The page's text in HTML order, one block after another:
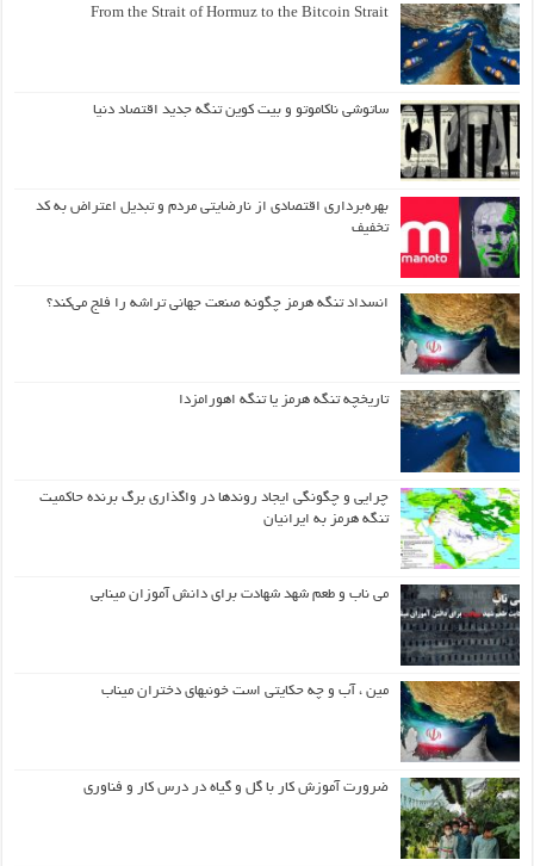
From the Strait of Hormuz to the Bitcoin Strait
ساتوشی ناکاموتو و بیت کوین تنگه جدید اقتصاد دنیا
بهره‌برداری اقتصادی از نارضایتی مردم و تبدیل اعتراض به کد
تخفیف
انسداد تنگه هرمز چگونه صنعت جهانی تراشه را فلج می‌کند؟
تاریخچه تنگه هرمز یا تنگه اهورامزدا
چرایی و چگونگی ایجاد روندها در واگذاری برگ برنده حاکمیت
تنگه هرمز به ایرانیان
می ناب و طعم شهد شهادت برای دانش آموزان مینابی
مین ، آب و چه حکایتی است خونبهای دختران میناب
ضرورت آموزش کار با گل و گیاه در درس کار و فناوری